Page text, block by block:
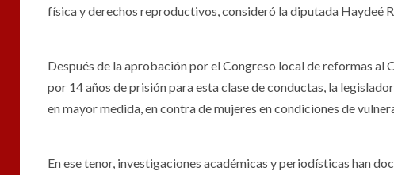
física y derechos reproductivos, consideró la diputada Haydeé
Después de la aprobación por el Congreso local de reformas al
por 14 años de prisión para esta clase de conductas, la
en mayor medida, en contra de mujeres en condiciones de
En ese tenor, investigaciones académicas y periodísticas han